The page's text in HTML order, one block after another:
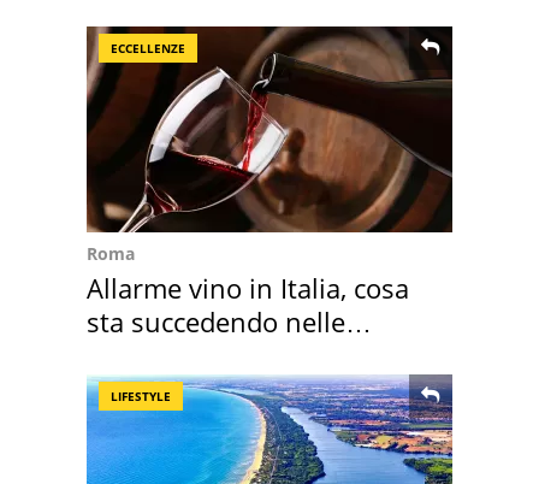
ECCELLENZE
Roma
Allarme vino in Italia, cosa
sta succedendo nelle
LIFESTYLE